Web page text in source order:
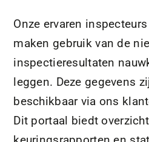
Onze ervaren
maken gebruik van de
inspectieresultaten
leggen. Deze gegevens
beschikbaar via ons
Dit portaal biedt